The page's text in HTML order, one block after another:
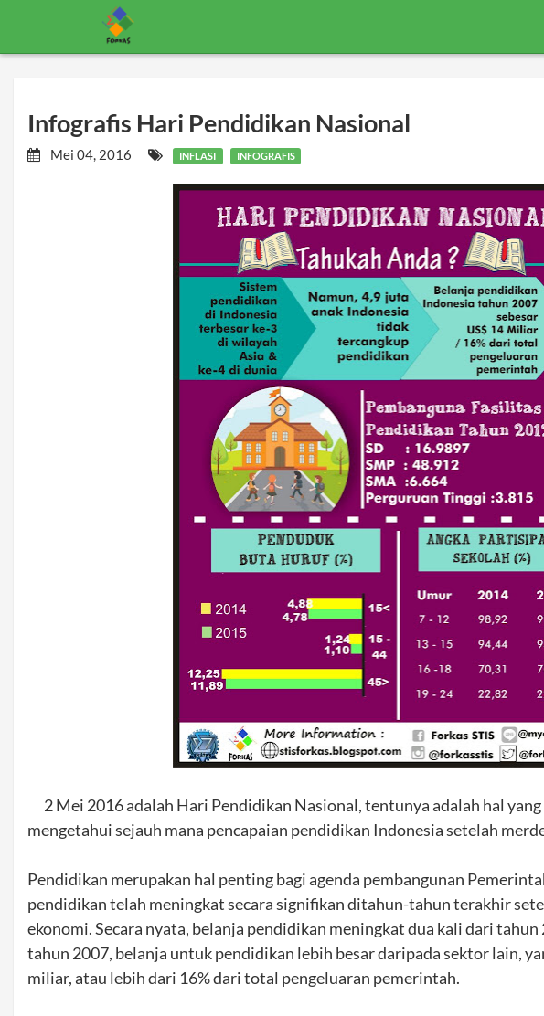
Infografis Hari Pendidikan Nasional
Mei 04, 2016 INFLASI INFOGRAFIS
2 Mei 2016 adalah Hari Pendidikan Nasional, tentunya adalah hal
mengetahui sejauh mana pencapaian pendidikan Indonesia setelah
Pendidikan merupakan hal penting bagi agenda pembangunan
pendidikan telah meningkat secara signifikan ditahun-tahun terakhir
ekonomi. Secara nyata, belanja pendidikan meningkat dua kali dari tahun
tahun 2007, belanja untuk pendidikan lebih besar daripada sektor lain,
miliar, atau lebih dari 16% dari total pengeluaran pemerintah.